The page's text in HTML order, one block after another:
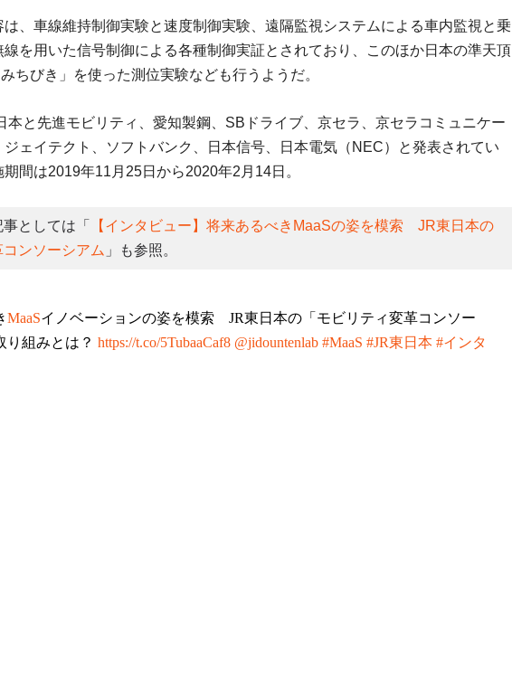
、車線維持制御実験と速度制御実験、遠隔監視システムによる車内監視と乗
を用いた信号制御による各種制御実証とされており、このほか日本の準天頂
ちびき」を使った測位実験なども行うようだ。
本と先進モビリティ、愛知製鋼、SBドライブ、京セラ、京セラコミュニケー
ジェイテクト、ソフトバンク、日本信号、日本電気（NEC）と発表されてい
間は2019年11月25日から2020年2月14日。
としては「
【インタビュー】将来あるべきMaaSの姿を模索 JR東日本の
ンソーシアム 」も参照。
MaaSイノベーションの姿を模索 JR東日本の「モビリティ変革コンソー
り組みとは？ https://t.co/5TubaaCaf8 @jidountenlab #MaaS #JR東日本 #インタ